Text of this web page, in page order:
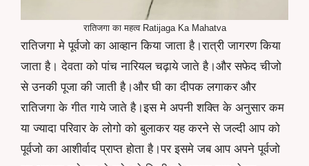
रातिजगा का महत्व Ratijaga Ka Mahatva
रातिजगा मे पूर्वजो का आव्हान किया जाता है।रात्री जागरण किया
जाता है। देवता को पांच नारियल चढ़ाये जाते है।और सफेद चीजो
से उनकी पूजा की जाती है।और घी का दीपक लगाकर और
रातिजगा के गीत गाये जाते है।इस मे अपनी शक्ति के अनुसार कम
या ज्यादा परिवार के लोगो को बुलाकर यह करने से जल्दी आप को
पूर्वजो का आशीर्वाद प्राप्त होता है।पर इसमे जब आप अपने पूर्वजो